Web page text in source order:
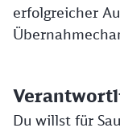
erfolgreicher
Du willst für